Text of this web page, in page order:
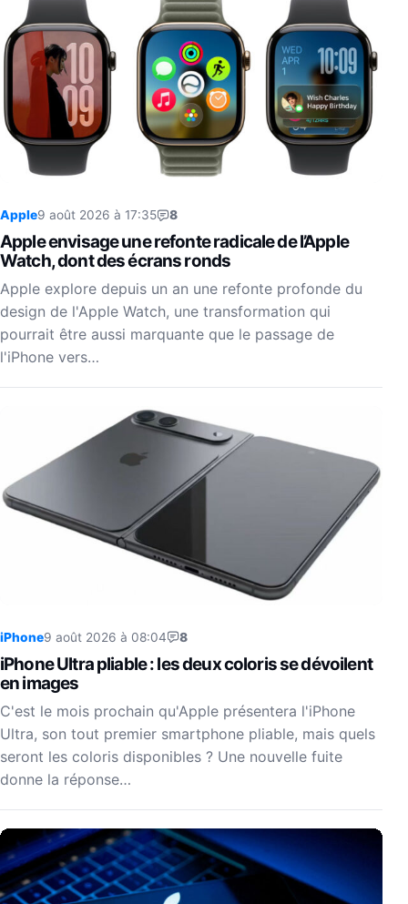
Apple9 août 2026 à 17:35 8
Apple envisage une refonte radicale de l’Apple
Watch, dont des écrans ronds
Apple explore depuis un an une refonte profonde du
design de l'Apple Watch, une transformation qui
pourrait être aussi marquante que le passage de
l'iPhone vers…
iPhone9 août 2026 à 08:04 8
iPhone Ultra pliable : les deux coloris se dévoilent
en images
C'est le mois prochain qu'Apple présentera l'iPhone
Ultra, son tout premier smartphone pliable, mais quels
seront les coloris disponibles ? Une nouvelle fuite
donne la réponse…